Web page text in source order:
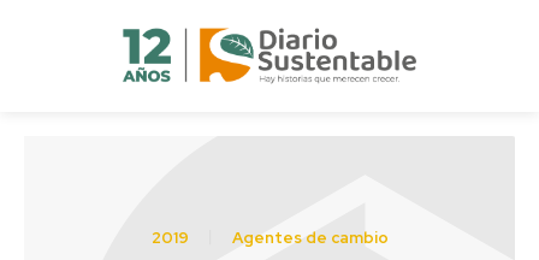
2019 Agentes de cambio